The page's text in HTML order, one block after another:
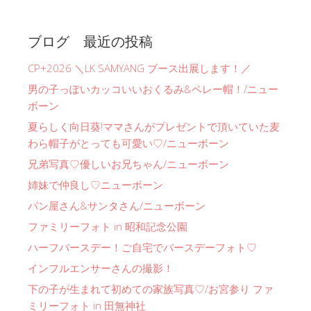
ブログ 最近の投稿
CP+2026 ＼LK SAMYANG ブース出展します！／
男の子っぽいカッコいいおくるみ&ベレー帽！/ニュー
ボーン
夏らしく向日葵!ママさんがプレゼントで頂いていた麦
わら帽子がとっても可愛い♡/ニューボーン
兄弟写真♡優しいお兄ちゃん/ニューボーン
姉妹で仲良し♡ニューボーン
パン屋さん&サンタさん/ニューボーン
ファミリーフォト in 昭和記念公園
ハーフバースデー！ご自宅でバースデーフォト♡
インフルエンサーさんの撮影！
下の子が生まれて初めての家族写真♡/お宮参り ファ
ミリーフォト in 田無神社